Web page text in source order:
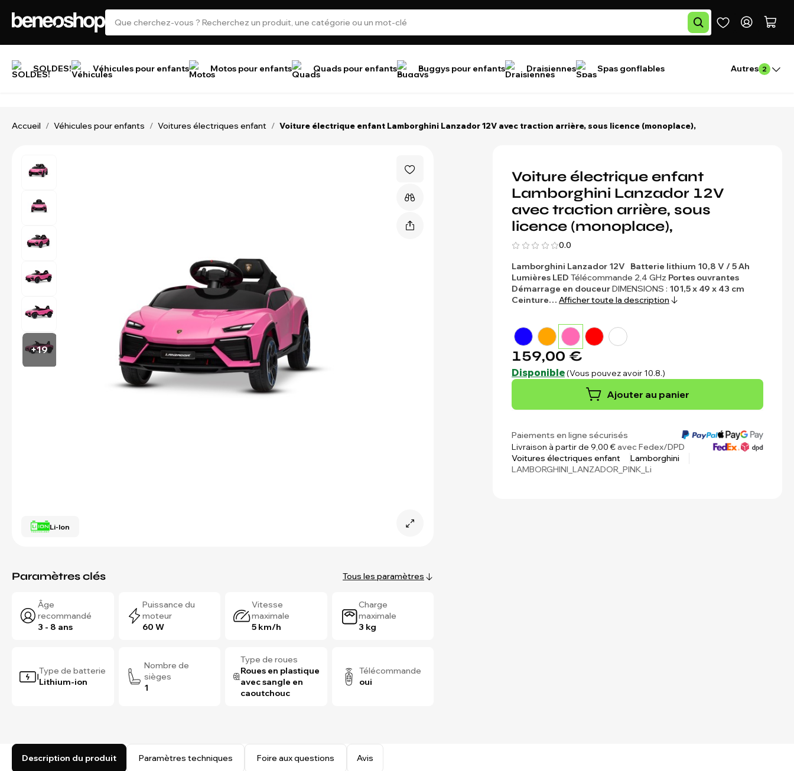
SOLDES! Véhicules pour enfants Motos pour enfants Quads pour enfants Buggys pour enfants Draisiennes Spas gonflables Autres 2
Accueil / Véhicules pour enfants / Voitures électriques enfant / Voiture électrique enfant Lamborghini Lanzador 12V avec traction arrière, sous licence (monoplace),
Li-Ion
+19
Paramètres clés Tous les paramètres
Âge
recommandé
3 - 8 ans
Puissance du
moteur
60 W
Vitesse
maximale
5 km/h
Charge
maximale
3 kg
Type de batterie
Lithium-ion
Nombre de
sièges
1
Type de roues
Roues en plastique
avec sangle en
caoutchouc
Télécommande
oui
Voiture électrique enfant
Lamborghini Lanzador 12V
avec traction arrière, sous
licence (monoplace),
0.0
Lamborghini Lanzador 12V
Batterie lithium 10,8 V / 5 Ah
Lumières LED Télécommande 2,4 GHz Portes ouvrantes
Démarrage en douceurDIMENSIONS : 101,5 x 49 x 43 cm
Ceinture… Afficher toute la description
159,00 €
Disponible(Vous pouvez avoir 10.8.)
Ajouter au panier
Paiements en ligne sécurisés
Livraison à partir de 9,00 €avec Fedex/DPD
Voitures électriques enfant
Lamborghini
LAMBORGHINI_LANZADOR_PINK_Li
Description du produit Paramètres techniques Foire aux questions Avis